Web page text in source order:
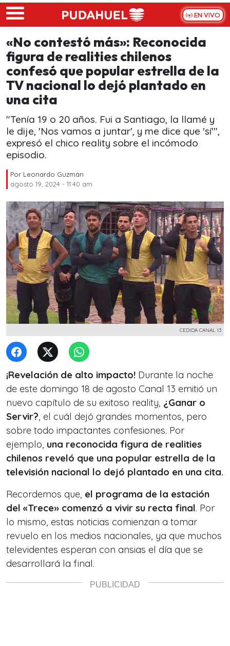
Skip to main content
EN VIVO
«No contestó más»: Reconocida
figura de realities chilenos
confesó que popular estrella de la
TV nacional lo dejó plantado en
una cita
"Tenía 19 o 20 años. Fui a Santiago, la llamé y
le dije, 'Nos vamos a juntar', y me dice que 'sí'",
expresó el chico reality sobre el incómodo
episodio.
Por Leonardo Guzmán
agosto 19, 2024 - 11:40 am
CEDIDA CANAL 13
¡Revelación de alto impacto! Durante la noche
de este domingo 18 de agosto Canal 13 emitió un
nuevo capítulo de su exitoso reality, ¿Ganar o
Servir?, el cuál dejó grandes momentos, pero
sobre todo impactantes confesiones. Por
ejemplo, una reconocida figura de realities
chilenos reveló que una popular estrella de la
televisión nacional lo dejó plantado en una cita.
Recordemos que, el programa de la estación
del «Trece» comenzó a vivir su recta final. Por
lo mismo, estas noticias comienzan a tomar
revuelo en los medios nacionales, ya que muchos
televidentes esperan con ansias el día que se
desarrollará la final.